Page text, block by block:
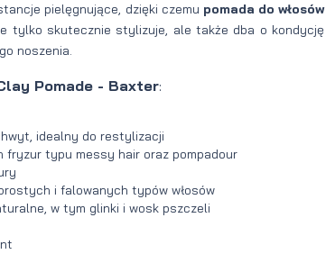
pielęgnujące, dzięki czemu pomada do włosów
tylko skutecznie stylizuje, ale także dba o kondycję
noszenia.
Pomade - Baxter:
idealny do restylizacji
fryzur typu messy hair oraz pompadour
i falowanych typów włosów
w tym glinki i wosk pszczeli